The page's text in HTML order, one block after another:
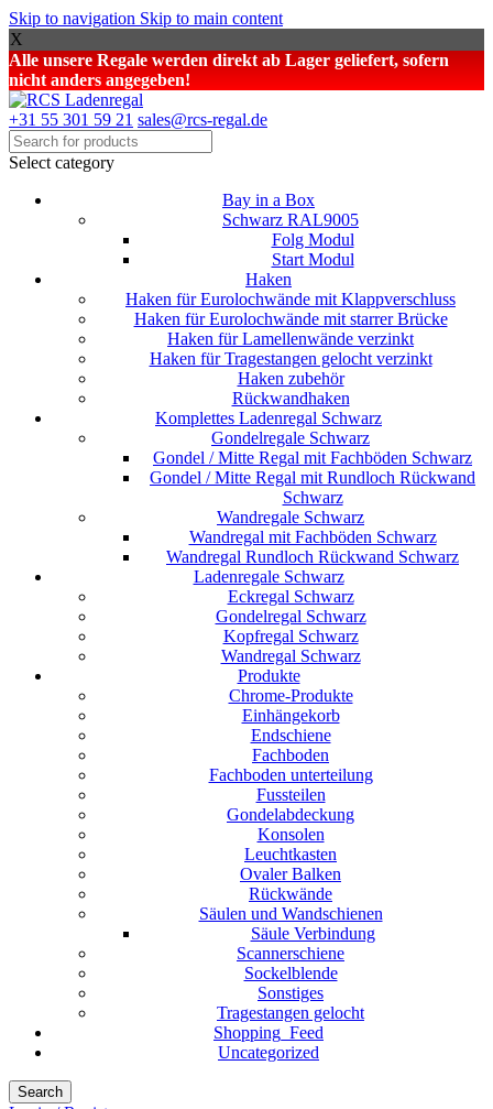
Skip to navigation Skip to main content
X
Alle unsere Regale werden direkt ab Lager geliefert, sofern
nicht anders angegeben!
+31 55 301 59 21 sales@rcs-regal.de
Select category
Bay in a Box
Schwarz RAL9005
Folg Modul
Start Modul
Haken
Haken für Eurolochwände mit Klappverschluss
Haken für Eurolochwände mit starrer Brücke
Haken für Lamellenwände verzinkt
Haken für Tragestangen gelocht verzinkt
Haken zubehör
Rückwandhaken
Komplettes Ladenregal Schwarz
Gondelregale Schwarz
Gondel / Mitte Regal mit Fachböden Schwarz
Gondel / Mitte Regal mit Rundloch Rückwand
Schwarz
Wandregale Schwarz
Wandregal mit Fachböden Schwarz
Wandregal Rundloch Rückwand Schwarz
Ladenregale Schwarz
Eckregal Schwarz
Gondelregal Schwarz
Kopfregal Schwarz
Wandregal Schwarz
Produkte
Chrome-Produkte
Einhängekorb
Endschiene
Fachboden
Fachboden unterteilung
Fussteilen
Gondelabdeckung
Konsolen
Leuchtkasten
Ovaler Balken
Rückwände
Säulen und Wandschienen
Säule Verbindung
Scannerschiene
Sockelblende
Sonstiges
Tragestangen gelocht
Shopping_Feed
Uncategorized
Search